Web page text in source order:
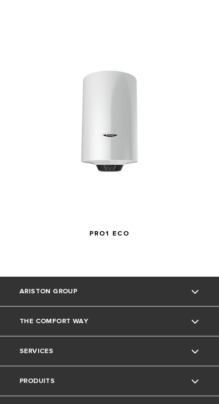
PRO1 ECO
ARISTON GROUP
Le marque Ariston
Le groupe
Recrutement
THE COMFORT WAY
Environnement
Conseils et recommandations
SERVICES
Nous contacter
PRODUITS